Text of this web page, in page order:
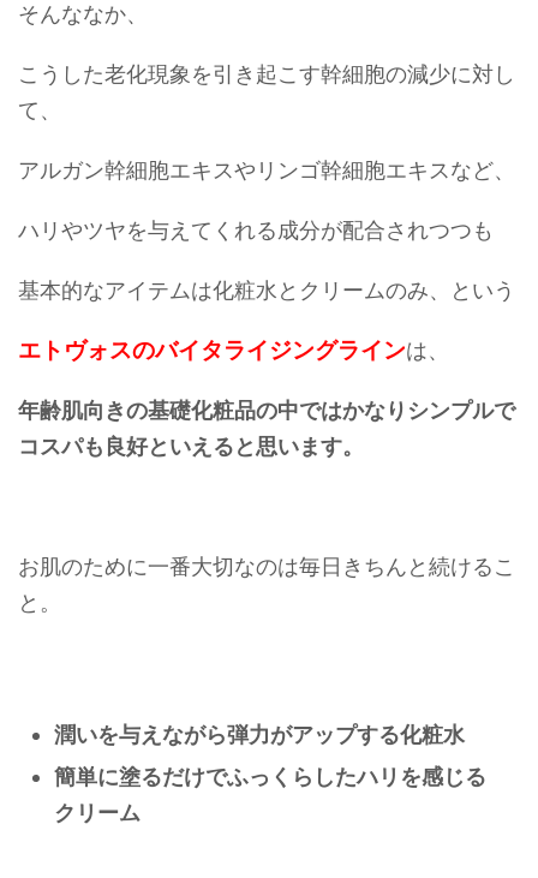
そんななか、
こうした老化現象を引き起こす幹細胞の減少に対し
て、
アルガン幹細胞エキスやリンゴ幹細胞エキスなど、
ハリやツヤを与えてくれる成分が配合されつつも
基本的なアイテムは化粧水とクリームのみ、という
エトヴォスのバイタライジングラインは、
年齢肌向きの基礎化粧品の中ではかなりシンプルで
コスパも良好といえると思います。
お肌のために一番大切なのは毎日きちんと続けるこ
と。
潤いを与えながら弾力がアップする化粧水
簡単に塗るだけでふっくらしたハリを感じる
クリーム